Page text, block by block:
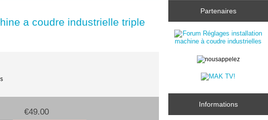
a coudre industrielle triple
€49.00
Partenaires
Informations